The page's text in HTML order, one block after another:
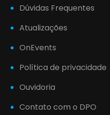
Dúvidas Frequentes
Atualizações
OnEvents
Política de privacidade
Ouvidoria
Contato com o DPO